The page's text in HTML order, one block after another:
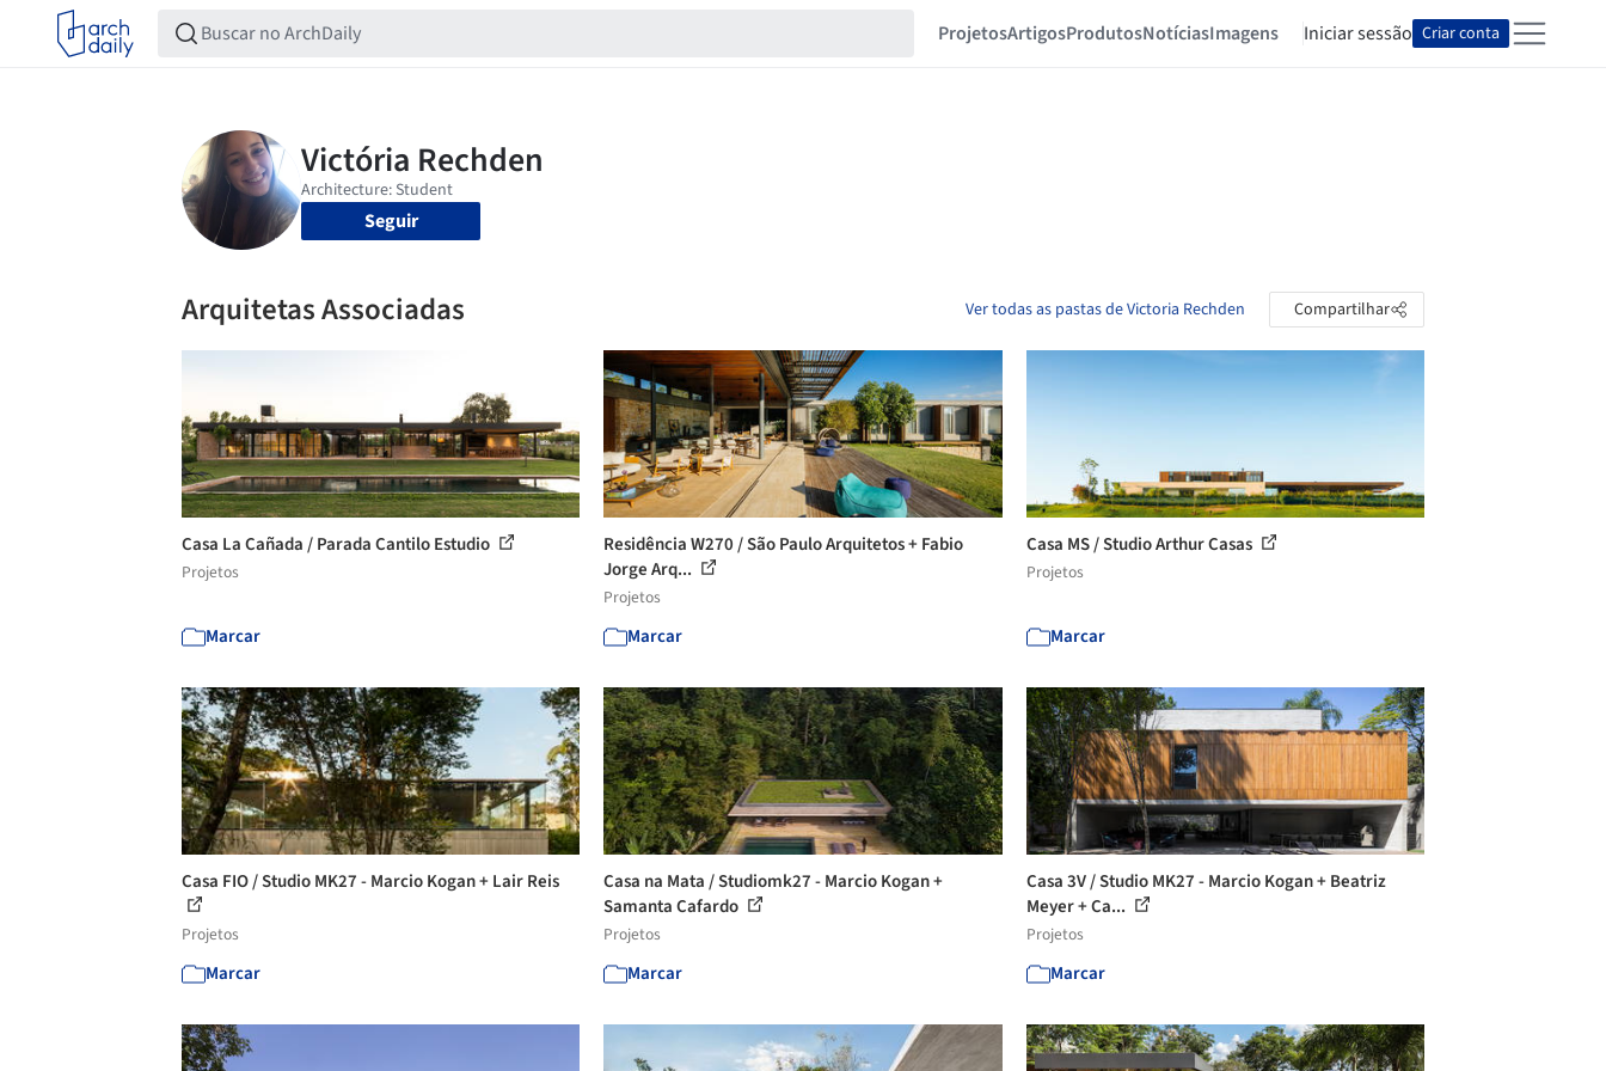
ProjetosArtigosProdutosNotíciasImagens Iniciar sessão Criar conta
Seguir
Arquitetas Associadas Ver todas as pastas de Victoria Rechden Compartilhar
Casa La Cañada / Parada Cantilo Estudio
Projetos
Marcar
Residência W270 / São Paulo Arquitetos + Fabio
Jorge Arq...
Projetos
Marcar
Casa MS / Studio Arthur Casas
Projetos
Marcar
Casa FIO / Studio MK27 - Marcio Kogan + Lair Reis
Projetos
Marcar
Casa na Mata / Studiomk27 - Marcio Kogan +
Samanta Cafardo
Projetos
Marcar
Casa 3V / Studio MK27 - Marcio Kogan + Beatriz
Meyer + Ca...
Projetos
Marcar